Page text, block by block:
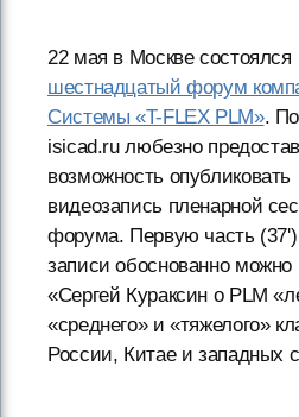
22 мая в Москве состоялся
шестнадцатый форум
Системы «T-FLEX PLM».
isicad.ru любезно
возможность опубликовать
видеозапись пленарной
форума. Первую часть (37')
записи обоснованно можно
«Сергей Кураксин о PLM
«среднего» и «тяжелого»
России, Китае и западных